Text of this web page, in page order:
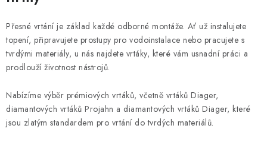
á
d
a
c
í
r
v
k
Přesné vrtání je základ každé odborné montáže. Ať už instalujete
topení, připravujete prostupy pro vodoinstalace nebo pracujete s
tvrdými materiály, u nás najdete vrtáky, které vám usnadní práci a
prodlouží životnost nástrojů.
Nabízíme výběr prémiových vrtáků, včetně vrtáků Diager,
diamantových vrtáků Projahn a diamantových vrtáků Diager, které
jsou zlatým standardem pro vrtání do tvrdých materiálů.